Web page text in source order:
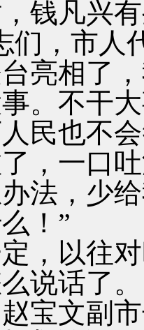
钱凡兴
，市人
亮相了
。不干
民也不
，一口
法，少
！”
，以往
说话了。
宝文副